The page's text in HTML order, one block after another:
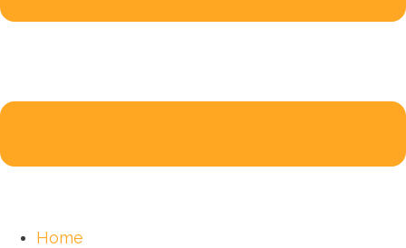
Home